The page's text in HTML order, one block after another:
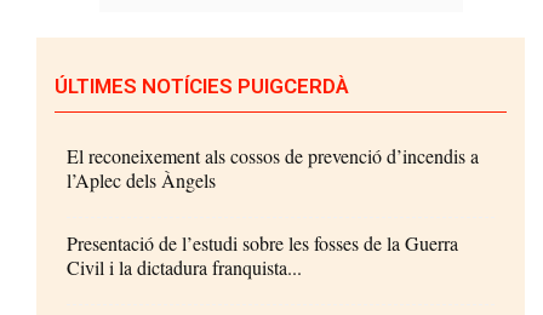
ÚLTIMES NOTÍCIES PUIGCERDÀ
El reconeixement als cossos de prevenció d’incendis a
l’Aplec dels Àngels
Presentació de l’estudi sobre les fosses de la Guerra
Civil i la dictadura franquista...